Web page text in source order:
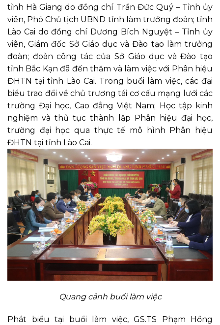
tỉnh Hà Giang do đồng chí Trần Đức Quý – Tỉnh ủy
viên, Phó Chủ tịch UBND tỉnh làm trưởng đoàn; tỉnh
Lào Cai do đồng chí Dương Bích Nguyệt – Tỉnh ủy
viên, Giám đốc Sở Giáo dục và Đào tạo làm trưởng
đoàn; đoàn công tác của Sở Giáo dục và Đào tạo
tỉnh Bắc Kạn đã đến thăm và làm việc với Phân hiệu
ĐHTN tại tỉnh Lào Cai. Trong buổi làm việc, các đại
biểu trao đổi về chủ trương tái cơ cấu mạng lưới các
trường Đại học, Cao đẳng Việt Nam; Học tập kinh
nghiệm và thủ tục thành lập Phân hiệu đại học,
trường đại học qua thực tế mô hình Phân hiệu
ĐHTN tại tỉnh Lào Cai.
Quang cảnh buổi làm việc
Phát biểu tại buổi làm việc, GS.TS Phạm Hồng